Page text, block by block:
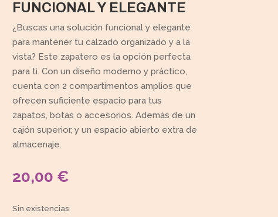
FUNCIONAL Y ELEGANTE
¿Buscas una solución funcional y elegante
para mantener tu calzado organizado y a la
vista? Este zapatero es la opción perfecta
para ti. Con un diseño moderno y práctico,
cuenta con 2 compartimentos amplios que
ofrecen suficiente espacio para tus
zapatos, botas o accesorios. Además de un
cajón superior, y un espacio abierto extra de
almacenaje.
20,00 €
Sin existencias